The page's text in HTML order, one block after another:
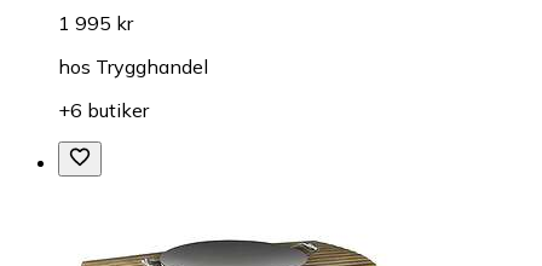
1 995 kr
hos Trygghandel
+6 butiker